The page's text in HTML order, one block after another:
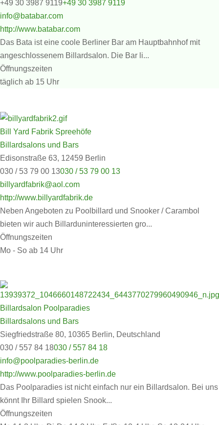
+49 30 3987 9119+49 30 3987 9119
info@batabar.com
http://www.batabar.com
Das Bata ist eine coole Berliner Bar am Hauptbahnhof mit
angeschlossenem Billardsalon. Die Bar li...
Öffnungszeiten
täglich ab 15 Uhr
Bill Yard Fabrik Spreehöfe
Billardsalons und Bars
Edisonstraße 63, 12459 Berlin
030 / 53 79 00 13030 / 53 79 00 13
billyardfabrik@aol.com
http://www.billyardfabrik.de
Neben Angeboten zu Poolbillard und Snooker / Carambol
bieten wir auch Billarduninteressierten gro...
Öffnungszeiten
Mo - So ab 14 Uhr
Billardsalon Poolparadies
Billardsalons und Bars
Siegfriedstraße 80, 10365 Berlin, Deutschland
030 / 557 84 18030 / 557 84 18
info@poolparadies-berlin.de
http://www.poolparadies-berlin.de
Das Poolparadies ist nicht einfach nur ein Billardsalon. Bei uns
könnt Ihr Billard spielen Snook...
Öffnungszeiten